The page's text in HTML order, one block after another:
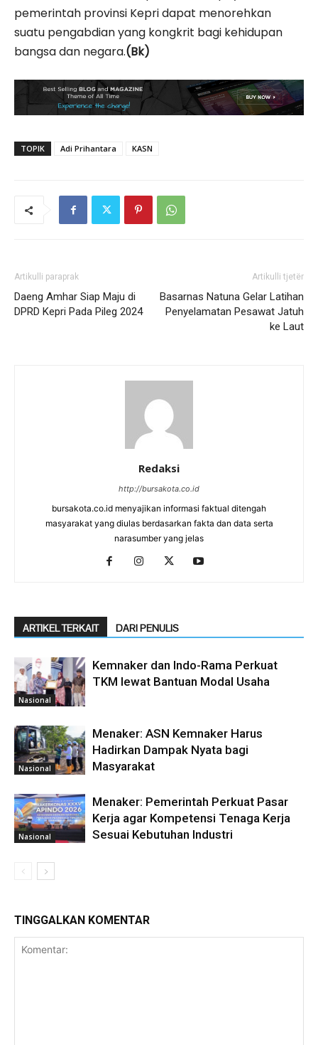
pemerintah provinsi Kepri dapat menorehkan
suatu pengabdian yang kongkrit bagi kehidupan
bangsa dan negara.(Bk)
TOPIK Adi Prihantara KASN
Artikulli paraprak
Daeng Amhar Siap Maju di
DPRD Kepri Pada Pileg 2024
Artikulli tjetër
Basarnas Natuna Gelar Latihan
Penyelamatan Pesawat Jatuh
ke Laut
Redaksi
http://bursakota.co.id
bursakota.co.id menyajikan informasi faktual ditengah
masyarakat yang diulas berdasarkan fakta dan data serta
narasumber yang jelas
ARTIKEL TERKAIT DARI PENULIS
Nasional
Kemnaker dan Indo-Rama Perkuat
TKM lewat Bantuan Modal Usaha
Nasional
Menaker: ASN Kemnaker Harus
Hadirkan Dampak Nyata bagi
Masyarakat
Nasional
Menaker: Pemerintah Perkuat Pasar
Kerja agar Kompetensi Tenaga Kerja
Sesuai Kebutuhan Industri
TINGGALKAN KOMENTAR